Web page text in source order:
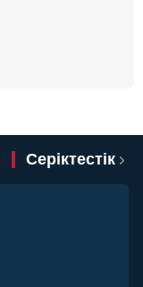
Серіктестік